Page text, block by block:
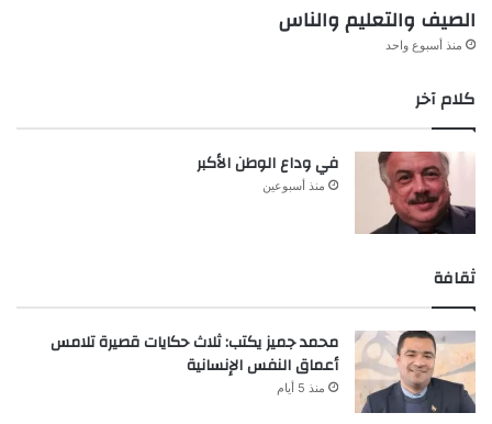
الصيف والتعليم والناس
منذ أسبوع واحد
كلام آخر
في وداع الوطن الأكبر
منذ أسبوعين
ثقافة
محمد جميز يكتب: ثلاث حكايات قصيرة تلامس
أعماق النفس الإنسانية
منذ 5 أيام